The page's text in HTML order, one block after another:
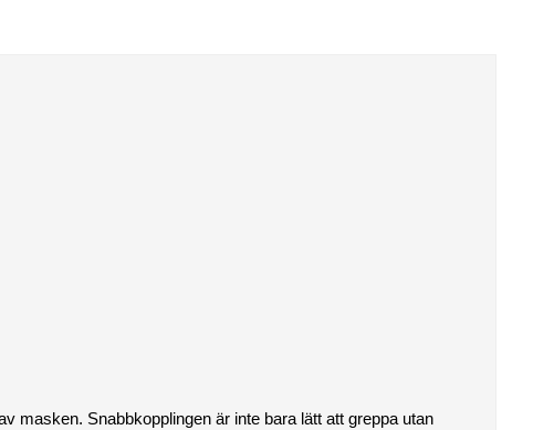
masken. Snabbkopplingen är inte bara lätt att greppa utan